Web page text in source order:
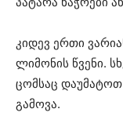
კიდევ ერთი
ლიმონის წვენი.
ცომსაც
გამოვა.